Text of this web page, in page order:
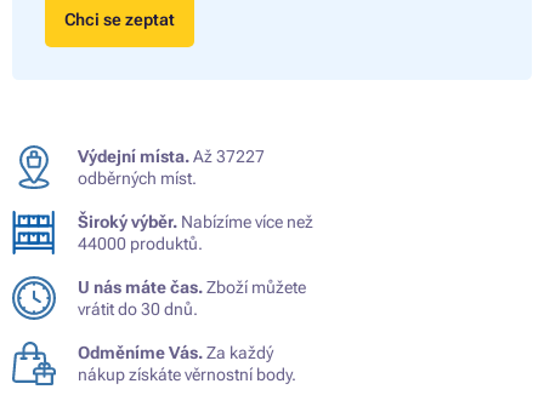
Chci se zeptat
Výdejní místa.Až 37227
odběrných míst.
Široký výběr. Nabízíme více než
44000 produktů.
U nás máte čas.Zboží můžete
vrátit do 30 dnů.
Odměníme Vás.Za každý
nákup získáte věrnostní body.